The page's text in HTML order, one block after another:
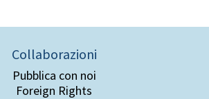
Collaborazioni
Pubblica con noi
Foreign Rights